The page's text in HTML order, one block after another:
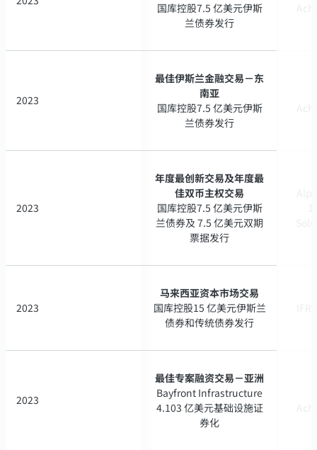
2023
2023
2023
2023
国库控股7.5 亿美元伊斯
兰债券发行
最佳伊斯兰金融交易－东
南亚
国库控股7.5 亿美元伊斯
兰债券发行
年度最创新交易及年度最
佳双币主权交易
国库控股7.5 亿美元伊斯
兰债券及 7.5 亿美元双期
票据发行
马来西亚资本市场交易
国库控股15 亿美元伊斯兰
债券和传统债券发行
最佳专案融资交易－亚洲
Bayfront Infrastructure
4.103 亿美元基础设施证
券化
2023
2023
2023
2023
国库控股7.5 亿美元伊斯
兰债券发行
最佳伊斯兰金融交易－东
南亚
国库控股7.5 亿美元伊斯
兰债券发行
年度最创新交易及年度最
佳双币主权交易
国库控股7.5 亿美元伊斯
兰债券及 7.5 亿美元双期
票据发行
马来西亚资本市场交易
国库控股15 亿美元伊斯兰
债券和传统债券发行
最佳专案融资交易－亚洲
Bayfront Infrastructure
4.103 亿美元基础设施证
券化